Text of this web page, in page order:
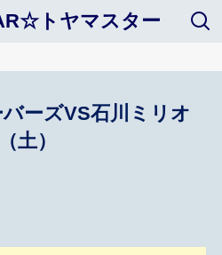
トヤマスター
ーズVS石川ミリオ
土）